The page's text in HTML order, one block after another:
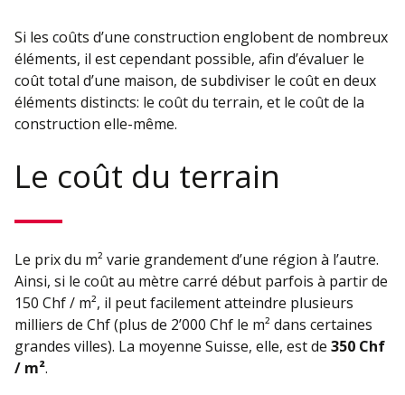
Si les coûts d’une construction englobent de nombreux
éléments, il est cependant possible, afin d’évaluer le
coût total d’une maison, de subdiviser le coût en deux
éléments distincts: le coût du terrain, et le coût de la
construction elle-même.
Le coût du terrain
Le prix du m² varie grandement d’une région à l’autre.
Ainsi, si le coût au mètre carré début parfois à partir de
150 Chf / m², il peut facilement atteindre plusieurs
milliers de Chf (plus de 2’000 Chf le m² dans certaines
grandes villes). La moyenne Suisse, elle, est de 350 Chf
/ m².